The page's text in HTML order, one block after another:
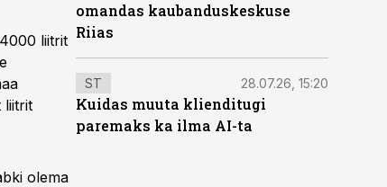
liitrit
liitrit
olema
omandas kaubanduskeskuse
Riias
ST 28.07.26, 15:20
Kuidas muuta klienditugi
paremaks ka ilma AI-ta